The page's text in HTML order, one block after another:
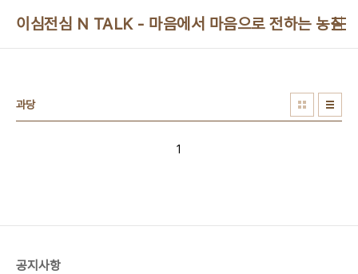
이심전심 N TALK - 마음에서 마음으로 전하는 농심
과당
1
공지사항